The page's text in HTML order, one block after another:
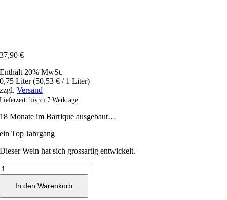
37,90€
Enthält 20% MwSt.
0,75 Liter (50,53€ / 1 Liter)
zzgl.Versand
Lieferzeit: bis zu 7 Werktage
18 Monate im Barrique ausgebaut…
ein Top Jahrgang
Dieser Wein hat sich grossartig entwickelt.
La
Milana
2014
Albet
In den Warenkorb